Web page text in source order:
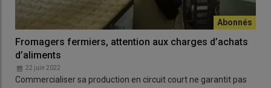
Fromagers fermiers, attention aux charges d’achats
d’aliments
22 juin 2022
Commercialiser sa production en circuit court ne garantit pas